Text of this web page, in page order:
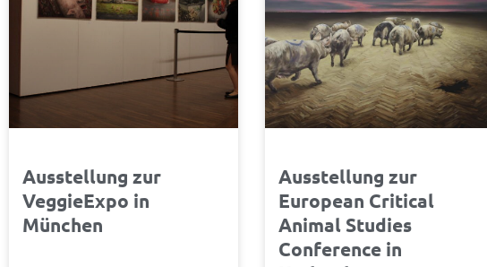
Ausstellung zur
VeggieExpo in
München
Ausstellung zur
European Critical
Animal Studies
Conference in